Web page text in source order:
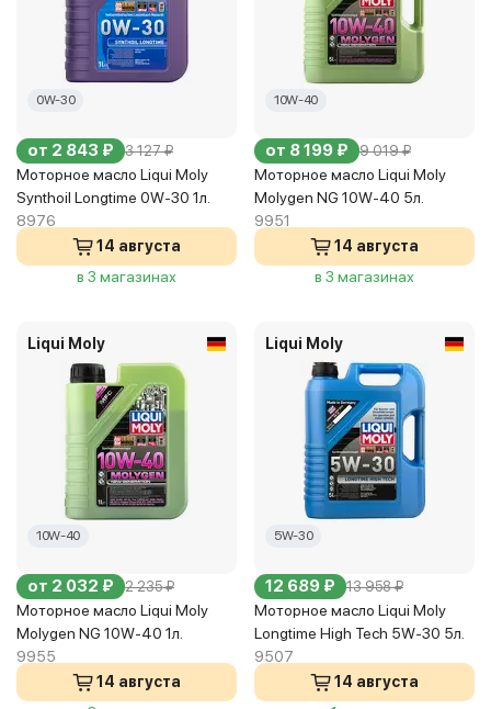
0W-30
от 2 843 ₽ 3 127 ₽
Моторное масло Liqui Moly
Synthoil Longtime 0W-30 1л.
8976
14 августа
в 3 магазинах
10W-40
от 8 199 ₽ 9 019 ₽
Моторное масло Liqui Moly
Molygen NG 10W-40 5л.
9951
14 августа
в 3 магазинах
Liqui Moly
10W-40
от 2 032 ₽ 2 235 ₽
Моторное масло Liqui Moly
Molygen NG 10W-40 1л.
9955
14 августа
Liqui Moly
5W-30
12 689 ₽ 13 958 ₽
Моторное масло Liqui Moly
Longtime High Tech 5W-30 5л.
9507
14 августа